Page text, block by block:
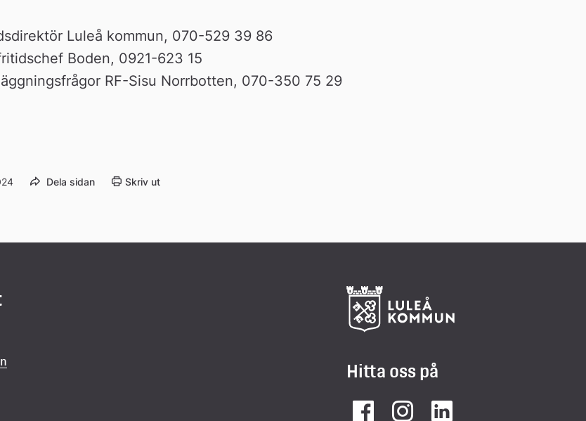
Luleå kommun, 070-529 39 86
Boden, 0921-623 15
RF-Sisu Norrbotten, 070-350 75 29
Dela sidan Skriv ut
Hitta oss på